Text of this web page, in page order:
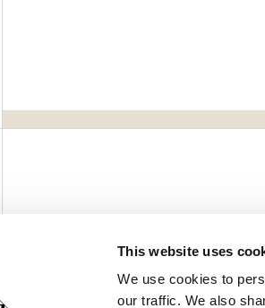
This website uses
We use cookies to
our traffic. We also